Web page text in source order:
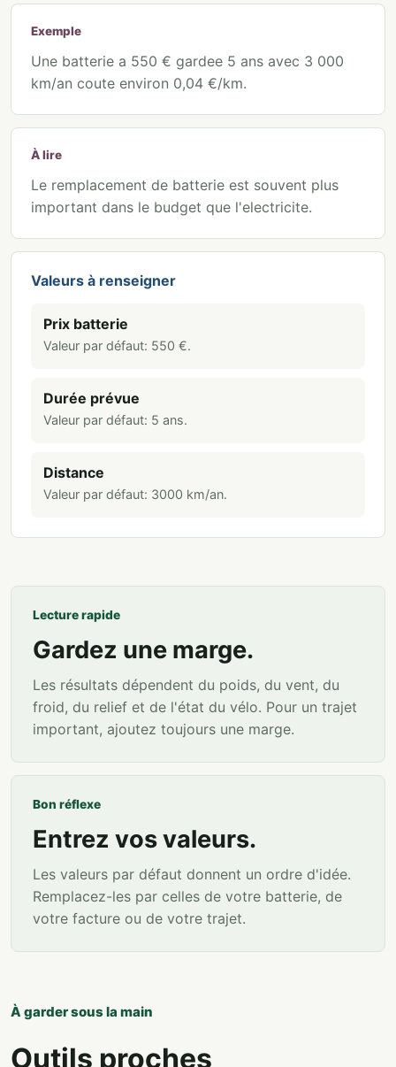
Exemple
Une batterie a 550 € gardee 5 ans avec 3 000
km/an coute environ 0,04 €/km.
À lire
Le remplacement de batterie est souvent plus
important dans le budget que l'electricite.
Valeurs à renseigner
Prix batterie
Valeur par défaut: 550 €.
Durée prévue
Valeur par défaut: 5 ans.
Distance
Valeur par défaut: 3000 km/an.
Lecture rapide
Gardez une marge.
Les résultats dépendent du poids, du vent, du
froid, du relief et de l'état du vélo. Pour un trajet
important, ajoutez toujours une marge.
Bon réflexe
Entrez vos valeurs.
Les valeurs par défaut donnent un ordre d'idée.
Remplacez-les par celles de votre batterie, de
votre facture ou de votre trajet.
À garder sous la main
Outils proches